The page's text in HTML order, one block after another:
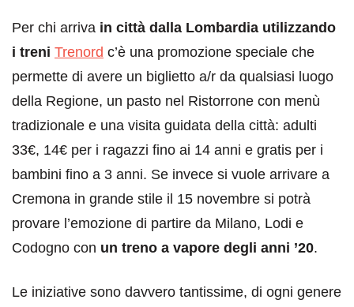
Per chi arriva in città dalla Lombardia utilizzando
i treni Trenord c’è una promozione speciale che
permette di avere un biglietto a/r da qualsiasi luogo
della Regione, un pasto nel Ristorrone con menù
tradizionale e una visita guidata della città: adulti
33€, 14€ per i ragazzi fino ai 14 anni e gratis per i
bambini fino a 3 anni. Se invece si vuole arrivare a
Cremona in grande stile il 15 novembre si potrà
provare l’emozione di partire da Milano, Lodi e
Codogno con un treno a vapore degli anni ’20.
Le iniziative sono davvero tantissime, di ogni genere